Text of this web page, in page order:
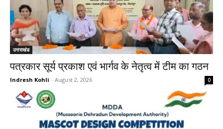
उत्तराखंड
पत्रकार सूर्य प्रकाश एवं भार्गव के नेतृत्व में टीम का गठन
Indresh Kohli - August 2, 2026 0